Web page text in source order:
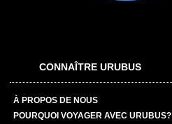
CONNAÎTRE URUBUS
À PROPOS DE NOUS
POURQUOI VOYAGER AVEC URUBUS?